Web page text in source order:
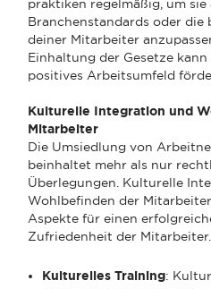
praktiken regelmäßig, um sie
Branchenstandards oder die
deiner Mitarbeiter
Einhaltung der Gesetze
positives Arbeitsumfeld
Kulturelle Integration und
Mitarbeiter
Die Umsiedlung von
beinhaltet mehr als nur
Überlegungen. Kulturelle
Wohlbefinden der
Aspekte für einen
Zufriedenheit der Mitarbeiter.
Kulturelles Training: